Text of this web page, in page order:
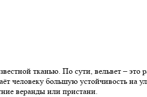
тканью. По сути, вельвет – это
человеку большую устойчивость на
веранды или пристани.